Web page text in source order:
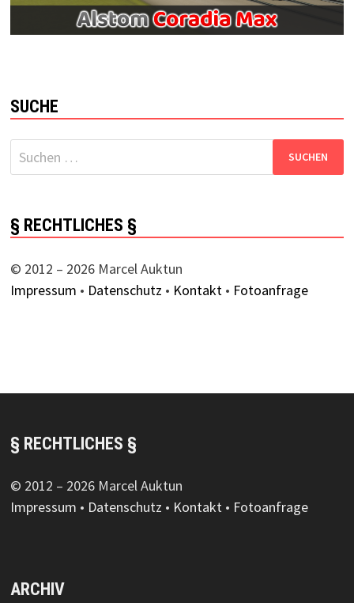
SUCHE
Suchen
nach:
§ RECHTLICHES §
© 2012 – 2026 Marcel Auktun
Impressum • Datenschutz • Kontakt • Fotoanfrage
§ RECHTLICHES §
© 2012 – 2026 Marcel Auktun
Impressum • Datenschutz • Kontakt • Fotoanfrage
ARCHIV